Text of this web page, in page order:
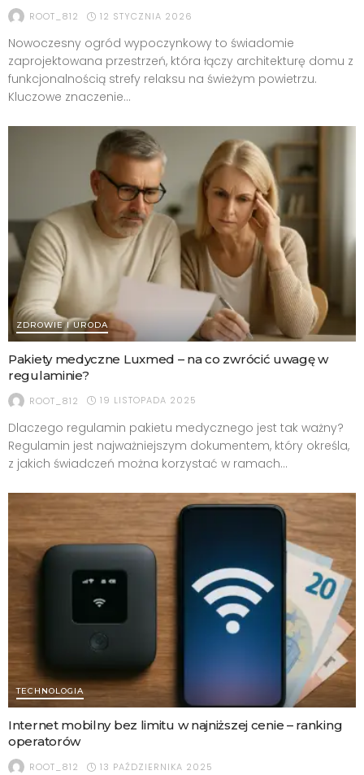
ROOT_812 12 STYCZNIA 2026
Nowoczesny ogród wypoczynkowy to świadomie
zaprojektowana przestrzeń, która łączy architekturę domu z
funkcjonalnością strefy relaksu na świeżym powietrzu.
Kluczowe znaczenie...
ZDROWIE I URODA
Pakiety medyczne Luxmed – na co zwrócić uwagę w
regulaminie?
ROOT_812 19 LISTOPADA 2025
Dlaczego regulamin pakietu medycznego jest tak ważny?
Regulamin jest najważniejszym dokumentem, który określa,
z jakich świadczeń można korzystać w ramach...
TECHNOLOGIA
Internet mobilny bez limitu w najniższej cenie – ranking
operatorów
ROOT_812 13 PAŹDZIERNIKA 2025